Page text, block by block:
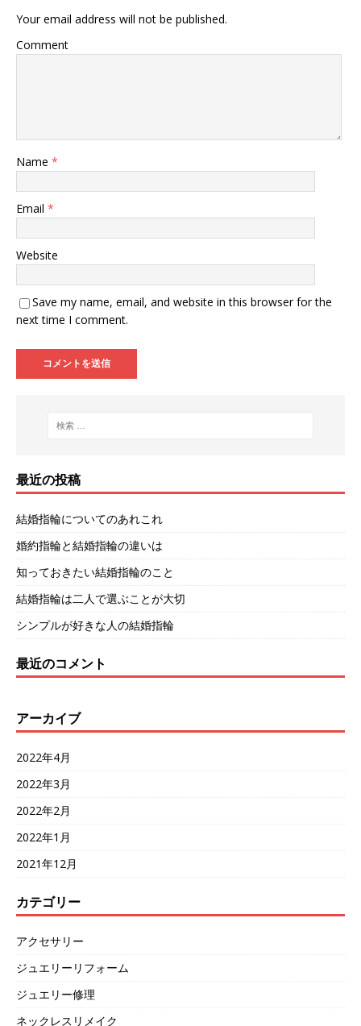
Your email address will not be published.
Comment
Name *
Email *
Website
Save my name, email, and website in this browser for the
next time I comment.
最近の投稿
結婚指輪についてのあれこれ
婚約指輪と結婚指輪の違いは
知っておきたい結婚指輪のこと
結婚指輪は二人で選ぶことが大切
シンプルが好きな人の結婚指輪
最近のコメント
アーカイブ
2022年4月
2022年3月
2022年2月
2022年1月
2021年12月
カテゴリー
アクセサリー
ジュエリーリフォーム
ジュエリー修理
ネックレスリメイク